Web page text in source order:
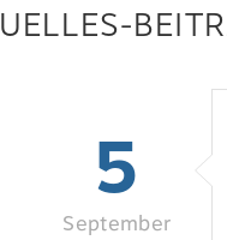
5
September